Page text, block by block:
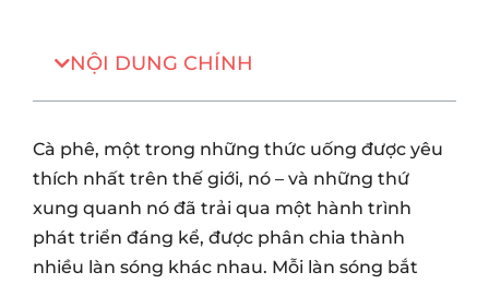
NỘI DUNG CHÍNH
Cà phê, một trong những thức uống được yêu
thích nhất trên thế giới, nó – và những thứ
xung quanh nó đã trải qua một hành trình
phát triển đáng kể, được phân chia thành
nhiều làn sóng khác nhau. Mỗi làn sóng bắt